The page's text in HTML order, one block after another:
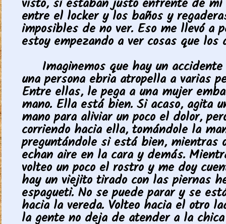
visto, si estaban justo enfrente de mí
entre el locker y los baños y
imposibles de no ver. Eso me llevó a
estoy empezando a ver cosas que los
Imaginemos que hay un
una persona ebria atropella a varias
Entre ellas, le pega a una mujer
mano. Ella está bien. Si acaso, agita
mano para aliviar un poco el dolor,
corriendo hacia ella, tomándole la
preguntándole si está bien, mientras
echan aire en la cara y demás.
volteo un poco el rostro y me doy
hay un viejito tirado con las piernas
espagueti. No se puede parar y se
hacia la vereda. Volteo hacia el otro
la gente no deja de atender a la chica